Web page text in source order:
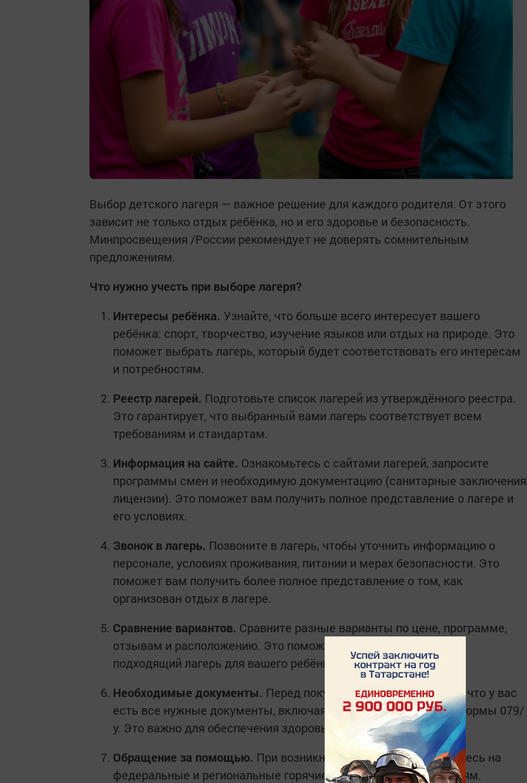
Выбор детского лагеря — важное решение для каждого родителя. От этого
зависит не только отдых ребёнка, но и его здоровье и безопасность.
Минпросвещения /России рекомендует не доверять сомнительным
предложениям.
Что нужно учесть при выборе лагеря?
Интересы ребёнка. Узнайте, что больше всего интересует вашего
ребёнка: спорт, творчество, изучение языков или отдых на природе. Это
поможет выбрать лагерь, который будет соответствовать его интересам
и потребностям.
Реестр лагерей. Подготовьте список лагерей из утверждённого реестра.
Это гарантирует, что выбранный вами лагерь соответствует всем
требованиям и стандартам.
Информация на сайте. Ознакомьтесь с сайтами лагерей, запросите
программы смен и необходимую документацию (санитарные
лицензии). Это поможет вам получить полное представление о лагере и
его условиях.
Звонок в лагерь. Позвоните в лагерь, чтобы уточнить информацию о
персонале, условиях проживания, питании и мерах безопасности. Это
поможет вам получить более полное представление о том, как
организован отдых в лагере.
Сравнение вариантов. Сравните разные варианты по цене, программе,
отзывам и расположению. Это поможет вам выбрать наиболее
подходящий лагерь для вашего ребёнка.
Необходимые документы. Перед покупкой путёвки убедитесь, что у вас
есть все нужные документы, включая медицинскую справку формы 079/
у. Это важно для обеспечения здоровья ребёнка в лагере.
Обращение за помощью. При возникновении вопросов обратитесь на
федеральные и региональные горячие линии по детским лагерям.